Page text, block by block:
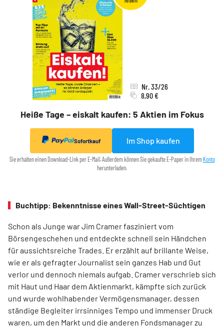
Heiße Tage – eiskalt kaufen: 5 Aktien im Fokus
Nr. 33/26
8,90 €
Sofortkauf Im Shop kaufen
Sie erhalten einen Download-Link per E-Mail. Außerdem können Sie gekaufte E-Paper in Ihrem Konto
herunterladen.
Buchtipp: Bekenntnisse eines Wall-Street-Süchtigen
Schon als Junge war Jim Cramer fasziniert vom
Börsengeschehen und entdeckte schnell sein Händchen
für aussichtsreiche Trades. Er erzählt auf brillante Weise,
wie er als gefragter Journalist sein ganzes Hab und Gut
verlor und dennoch niemals aufgab. Cramer verschrieb sich
mit Haut und Haar dem Aktienmarkt, kämpfte sich zurück
und wurde wohlhabender Vermögensmanager, dessen
ständige Begleiter irrsinniges Tempo und immenser Druck
waren, um den Markt und die anderen Fondsmanager zu